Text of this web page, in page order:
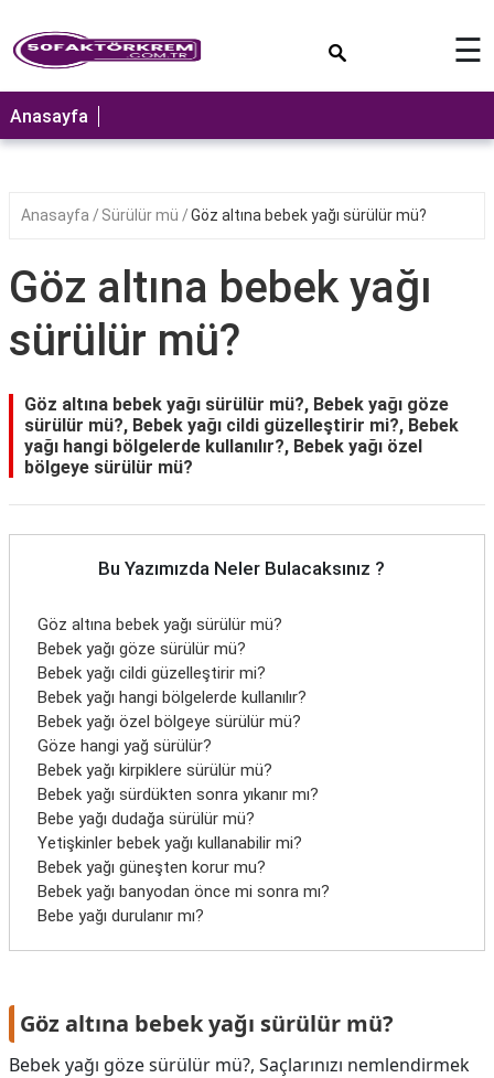
ANASAYFA
☰
Anasayfa
Anasayfa Sürülür mü Göz altına bebek yağı sürülür mü?
Göz altına bebek yağı
sürülür mü?
Göz altına bebek yağı sürülür mü?, Bebek yağı göze
sürülür mü?, Bebek yağı cildi güzelleştirir mi?, Bebek
yağı hangi bölgelerde kullanılır?, Bebek yağı özel
bölgeye sürülür mü?
Bu Yazımızda Neler Bulacaksınız ?
Göz altına bebek yağı sürülür mü?
Bebek yağı göze sürülür mü?
Bebek yağı cildi güzelleştirir mi?
Bebek yağı hangi bölgelerde kullanılır?
Bebek yağı özel bölgeye sürülür mü?
Göze hangi yağ sürülür?
Bebek yağı kirpiklere sürülür mü?
Bebek yağı sürdükten sonra yıkanır mı?
Bebe yağı dudağa sürülür mü?
Yetişkinler bebek yağı kullanabilir mi?
Bebek yağı güneşten korur mu?
Bebek yağı banyodan önce mi sonra mı?
Bebe yağı durulanır mı?
Göz altına bebek yağı sürülür mü?
Bebek yağı göze sürülür mü?, Saçlarınızı nemlendirmek